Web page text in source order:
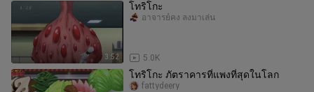
3:52
โทริโกะ
5.0K
อาจารย์คง ลงมาเล่น
โทริโกะ ภัตราคารที่แพงที่สุดในโลก
fattydeery